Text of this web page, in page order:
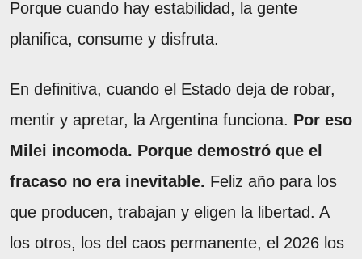
Porque cuando hay estabilidad, la gente
planifica, consume y disfruta.
En definitiva, cuando el Estado deja de robar,
mentir y apretar, la Argentina funciona. Por eso
Milei incomoda. Porque demostró que el
fracaso no era inevitable. Feliz año para los
que producen, trabajan y eligen la libertad. A
los otros, los del caos permanente, el 2026 los